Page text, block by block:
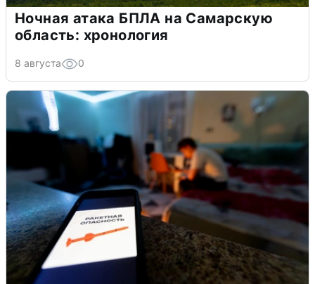
Ночная атака БПЛА на Самарскую
область: хронология
8 августа 0